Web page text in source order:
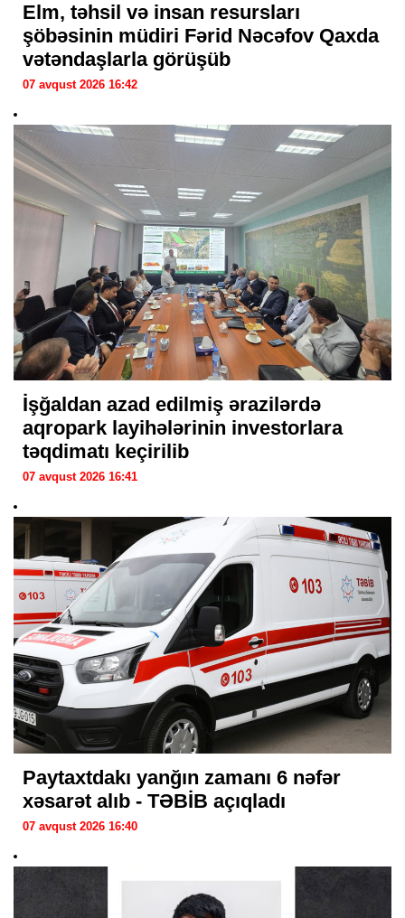
Elm, təhsil və insan resursları
şöbəsinin müdiri Fərid Nəcəfov Qaxda
vətəndaşlarla görüşüb
07 avqust 2026 16:42
İşğaldan azad edilmiş ərazilərdə
aqropark layihələrinin investorlara
təqdimatı keçirilib
07 avqust 2026 16:41
Paytaxtdakı yanğın zamanı 6 nəfər
xəsarət alıb - TƏBİB açıqladı
07 avqust 2026 16:40